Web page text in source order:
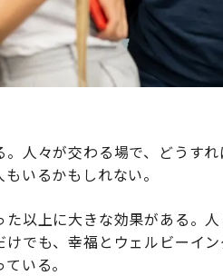
人々が交わる場で、どうす
いるかもしれない。
た以上に大きな効果がある。
けでも、幸福とウェルビーイ
いる。